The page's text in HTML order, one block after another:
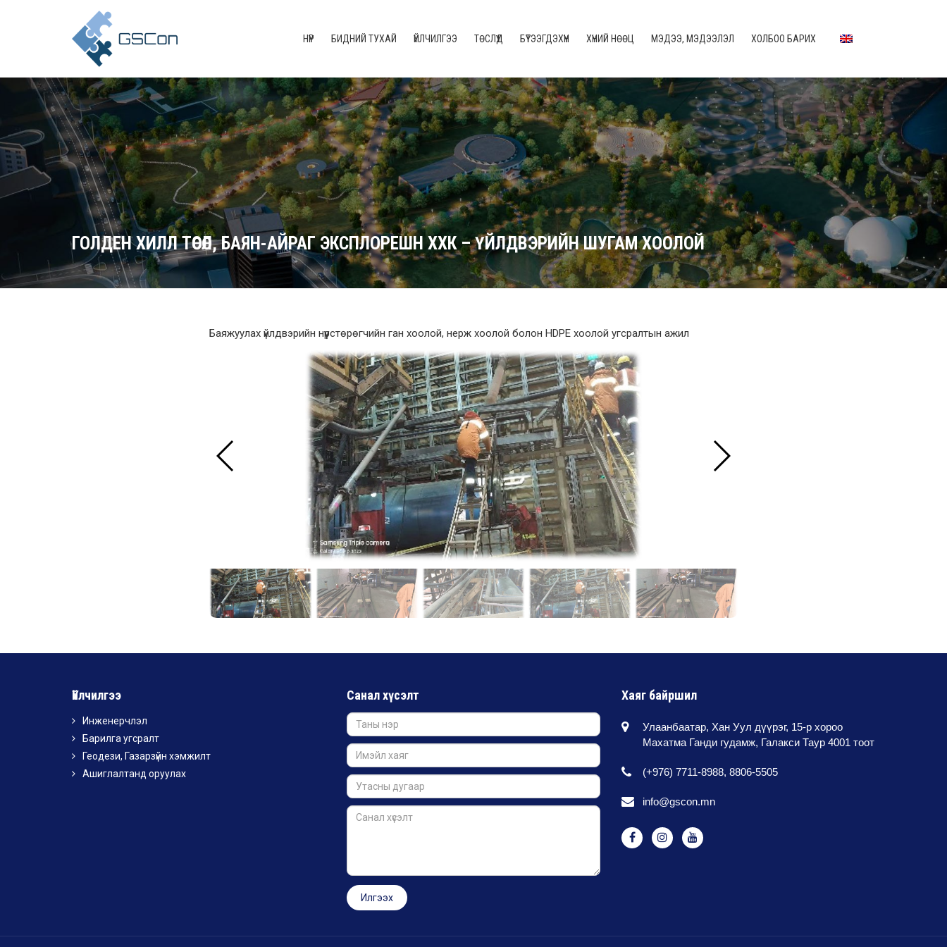
НҮҮР БИДНИЙ ТУХАЙ ҮЙЛЧИЛГЭЭ ТӨСЛҮҮД БҮТЭЭГДЭХҮҮН ХҮНИЙ НӨӨЦ МЭДЭЭ, МЭДЭЭЛЭЛ ХОЛБОО БАРИХ
ГОЛДЕН ХИЛЛ ТӨСӨЛ, БАЯН-АЙРАГ ЭКСПЛОРЕШН ХХК – ҮЙЛДВЭРИЙН ШУГАМ ХООЛОЙ
Баяжуулах үйлдвэрийн нүүрстөрөгчийн ган хоолой, нерж хоолой болон HDPE хоолой угсралтын ажил
Үйлчилгээ
Инженерчлэл
Барилга угсралт
Геодези, Газарзүйн хэмжилт
Ашиглалтанд оруулах
Санал хүсэлт Хаяг байршил
Улаанбаатар, Хан Уул дүүрэг, 15-р хороо
Махатма Ганди гудамж, Галакси Таур 4001 тоот
(+976) 7711-8988, 8806-5505
info@gscon.mn